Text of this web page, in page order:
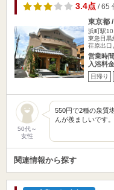
3.4点/ 65
東京都
浜町駅
東急目
荏原出口
営業時
入浴料
日帰り
50代～
女性
550円で2種の泉質
んが羨ましいです
関連情報から探す